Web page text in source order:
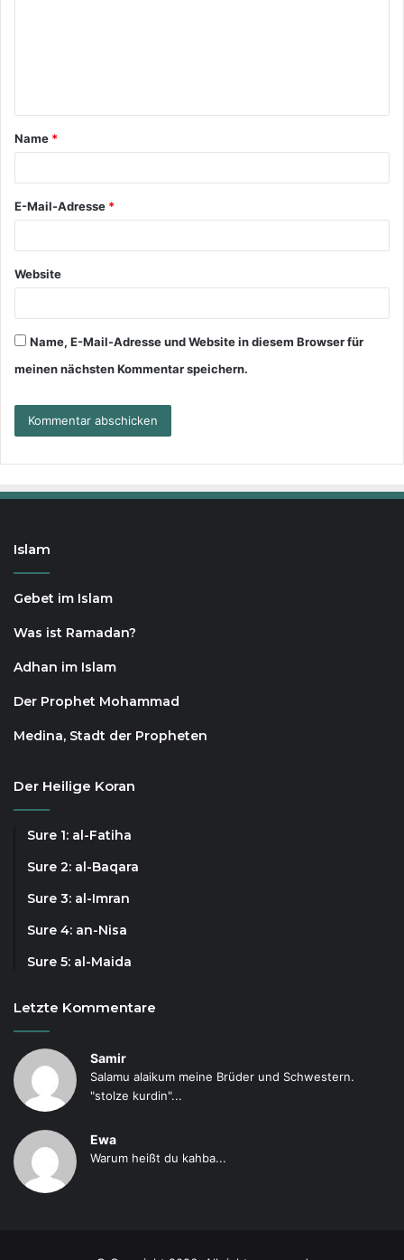
Name *
E-Mail-Adresse *
Website
Name, E-Mail-Adresse und Website in diesem Browser für
meinen nächsten Kommentar speichern.
Islam
Gebet im Islam
Was ist Ramadan?
Adhan im Islam
Der Prophet Mohammad
Medina, Stadt der Propheten
Der Heilige Koran
Sure 1: al-Fatiha
Sure 2: al-Baqara
Sure 3: al-Imran
Sure 4: an-Nisa
Sure 5: al-Maida
Letzte Kommentare
Samir
Salamu alaikum meine Brüder und Schwestern.
"stolze kurdin"...
Ewa
Warum heißt du kahba...